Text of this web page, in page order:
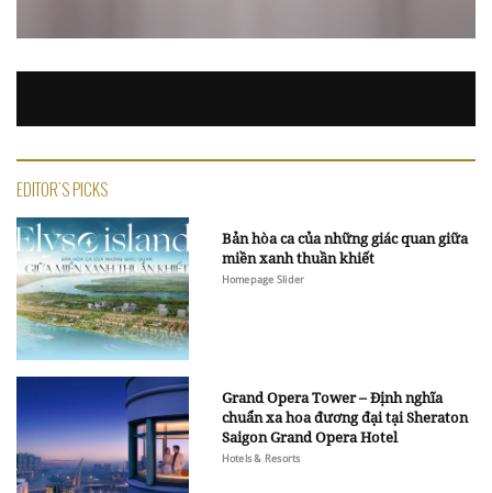
EDITOR'S PICKS
Bản hòa ca của những giác quan giữa
miền xanh thuần khiết
Homepage Slider
Grand Opera Tower – Định nghĩa
chuẩn xa hoa đương đại tại Sheraton
Saigon Grand Opera Hotel
Hotels & Resorts